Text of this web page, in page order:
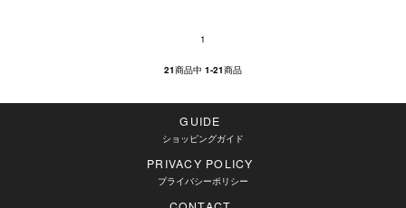
1
21商品中 1-21商品
GUIDE
ショッピングガイド
PRIVACY POLICY
プライバシーポリシー